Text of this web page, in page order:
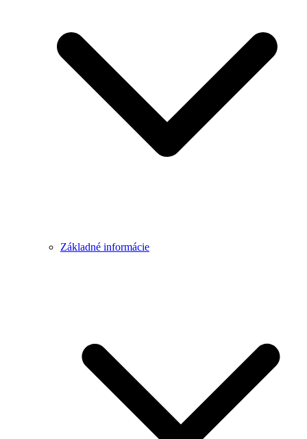
Základné informácie